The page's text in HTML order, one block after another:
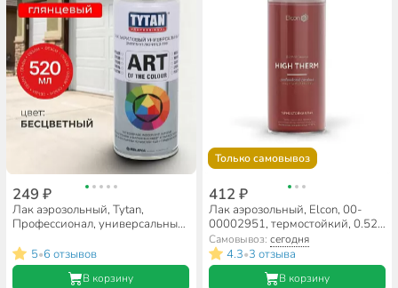
249 ₽
Лак аэрозольный, Tytan,
Профессионал, универсальный,
бесцветный, 0.4 л
5•6 отзывов
В корзину
Только самовывоз
412 ₽
Лак аэрозольный, Elcon, 00-
00002951, термостойкий, 0.52
л
Самовывоз: сегодня
4.3•3 отзыва
В корзину